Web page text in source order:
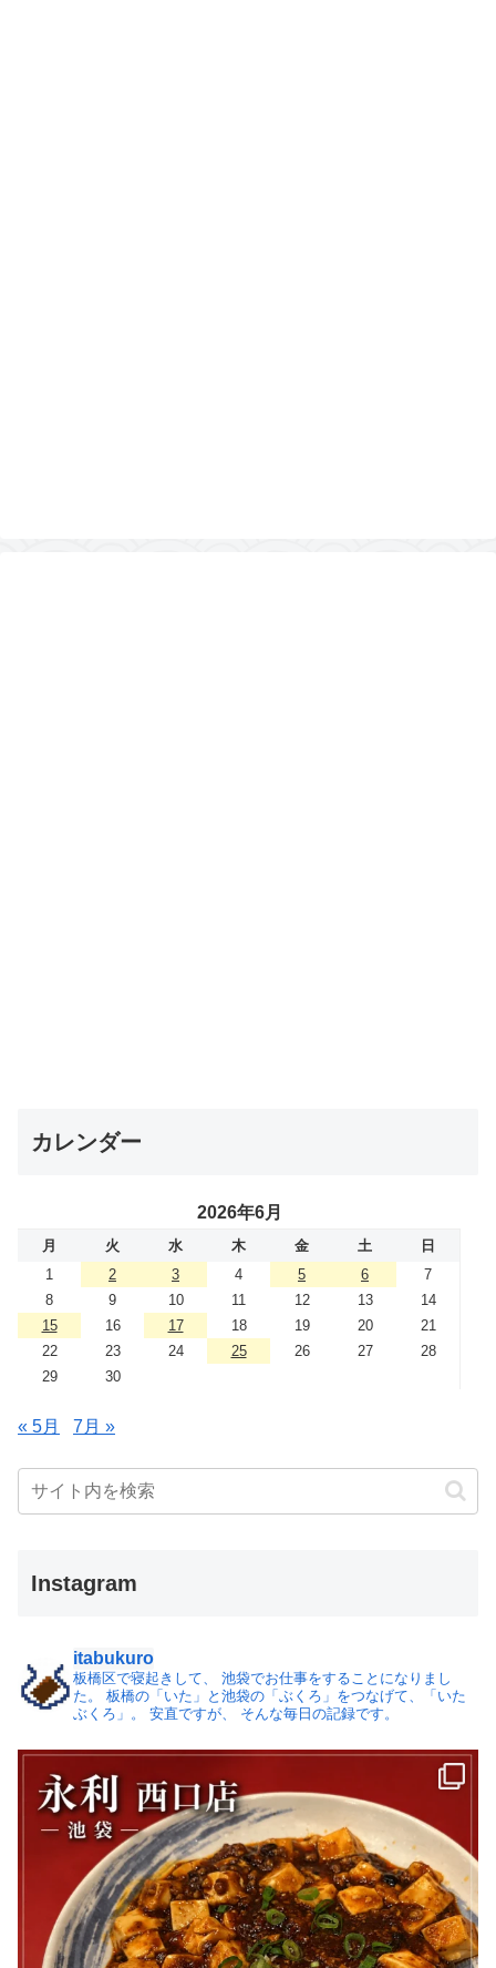
カレンダー
2026年6月
月 火 水 木 金 土
日
1
2 3 4 5 6
7
8
9 10 11 12 13
14
15
16 17 18 19 20
21
22
23 24 25 26 27
28
29
30
« 5月 7月 »
Instagram
itabukuro
板橋区で寝起きして、
池袋でお仕事をすることになりまし
た。
板橋の「いた」と池袋の「ぶくろ」をつなげて、「いた
ぶくろ」。
安直ですが、 そんな毎日の記録です。